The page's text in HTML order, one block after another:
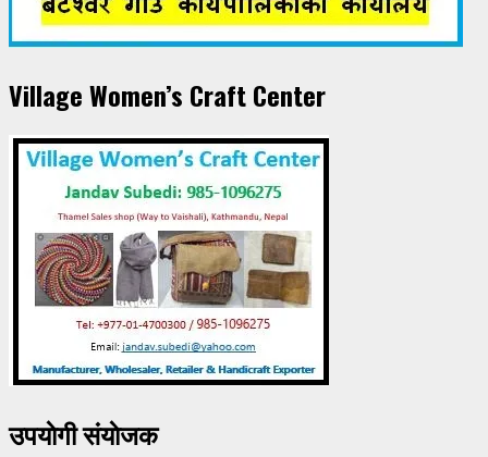
Village Women’s Craft Center
उपयाेगी संयाेजक